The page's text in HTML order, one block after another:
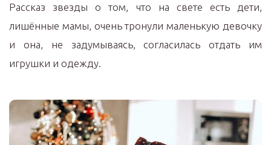
Рассказ звезды о том, что на свете есть дети,
лишённые мамы, очень тронули маленькую девочку
и она, не задумываясь, согласилась отдать им
игрушки и одежду.